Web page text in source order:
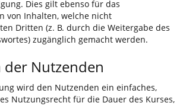
Dies gilt ebenso für das
von Inhalten, welche nicht
Dritten (z. B. durch die Weitergabe des
zugänglich gemacht werden.
der Nutzenden
wird den Nutzenden ein einfaches,
Nutzungsrecht für die Dauer des Kurses,